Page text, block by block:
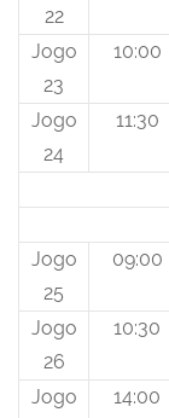
22
Jogo
23
10:00
Jogo
24
11:30
Jogo
25
09:00
Jogo
26
10:30
Jogo
14:00